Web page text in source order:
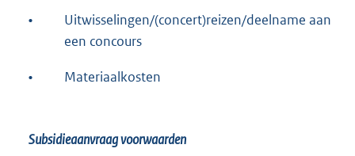
•
Uitwisselingen/(concert)reizen/deelname aan
een concours
• Materiaalkosten
Subsidieaanvraag voorwaarden